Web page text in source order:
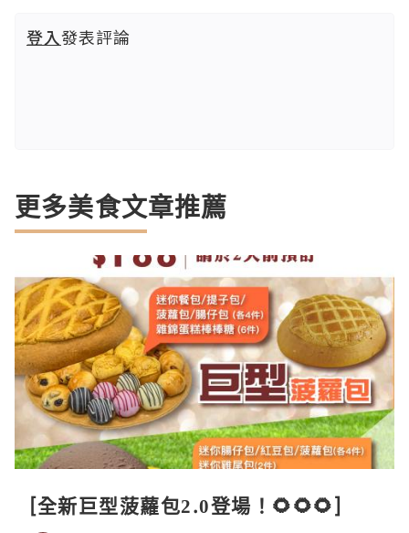
登入發表評論
更多美食文章推薦
[全新巨型菠蘿包2.0登場！🌻🌻🌻]